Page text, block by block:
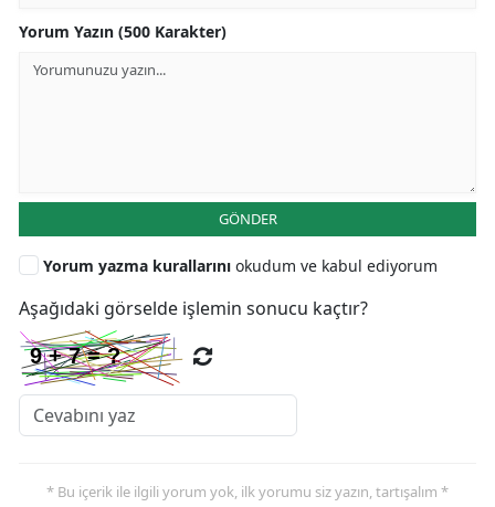
Yorum Yazın (500 Karakter)
GÖNDER
Yorum yazma kurallarını okudum ve kabul ediyorum
Aşağıdaki görselde işlemin sonucu kaçtır?
* Bu içerik ile ilgili yorum yok, ilk yorumu siz yazın, tartışalım *